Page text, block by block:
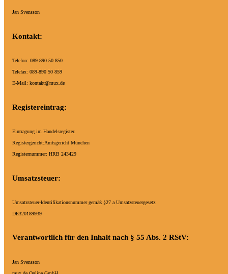
Jan Svensson
Kontakt:
Telefon: 089-890 50 850
Telefax: 089-890 50 859
E-Mail: kontakt@mux.de
Registereintrag:
Eintragung im Handelsregister.
Registergericht:Amtsgericht München
Registernummer: HRB 243429
Umsatzsteuer:
Umsatzsteuer-Identifikationsnummer gemäß §27 a Umsatzsteuergesetz:
DE320189939
Verantwortlich für den Inhalt nach § 55 Abs. 2 RStV:
Jan Svensson